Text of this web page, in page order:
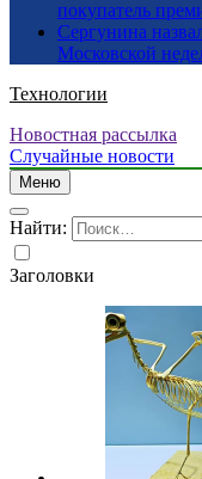
покупатель
Сергунина
Московской
Технологии
Новостная рассылка
Случайные новости
Меню
Найти:
Заголовки